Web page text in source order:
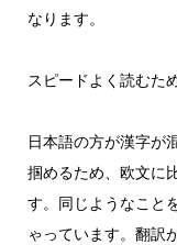
なります。
スピードよく読むた
日本語の方が漢字が
掴めるため、欧文に
す。同じようなこと
ゃっています。翻訳